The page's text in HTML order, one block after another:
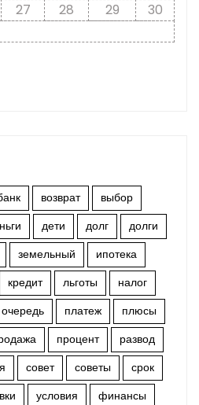
27 28 29
30
возврат
выбор
дети долг
долги
земельный
ипотека
кредит льготы
налог
очередь платеж
плюсы
процент
развод
совет советы
срок
условия
финансы